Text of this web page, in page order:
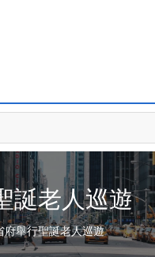
誕老人巡遊
府舉行聖誕老人巡遊